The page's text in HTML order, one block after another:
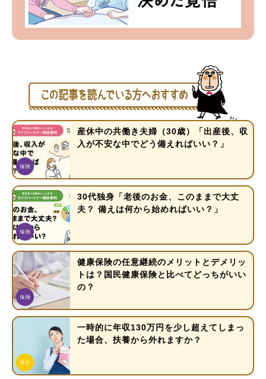
産休中の共働き夫婦（30歳）「出産後、収
入が不安な中でどう備えればいい？」
30代独身「老後のお金、このままで大丈
夫？ 備えは何から始めればいい？」
健康保険の任意継続のメリットとデメリッ
トは？国民健康保険と比べてどっちがいい
の？
一時的に年収130万円を少し超えてしまっ
た場合、扶養から外れますか？